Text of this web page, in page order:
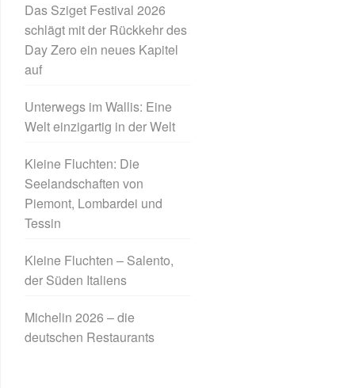
Das Sziget Festival 2026
schlägt mit der Rückkehr des
Day Zero ein neues Kapitel
auf
Unterwegs im Wallis: Eine
Welt einzigartig in der Welt
Kleine Fluchten: Die
Seelandschaften von
Piemont, Lombardei und
Tessin
Kleine Fluchten – Salento,
der Süden Italiens
Michelin 2026 – die
deutschen Restaurants